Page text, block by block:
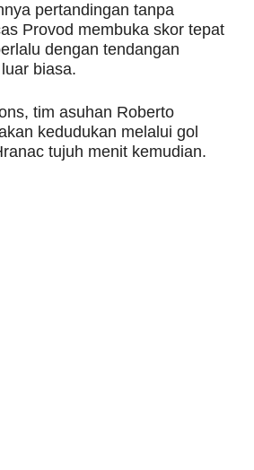
pertandingan tanpa
Provod membuka skor tepat
dengan tendangan
biasa.
tim asuhan Roberto
kedudukan melalui gol
tujuh menit kemudian.